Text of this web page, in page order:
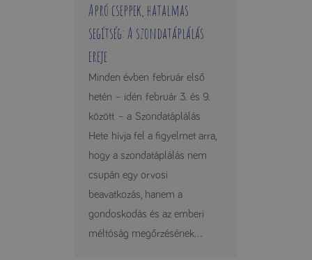
Apró cseppek, hatalmas
segítség: A szondatáplálás
ereje
Minden évben február első
hetén – idén február 3. és 9.
között – a Szondatáplálás
Hete hívja fel a figyelmet arra,
hogy a szondatáplálás nem
csupán egy orvosi
beavatkozás, hanem a
gondoskodás és az emberi
méltóság megőrzésének...